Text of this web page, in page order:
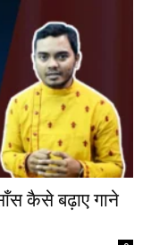
कैसे बढ़ाए गाने